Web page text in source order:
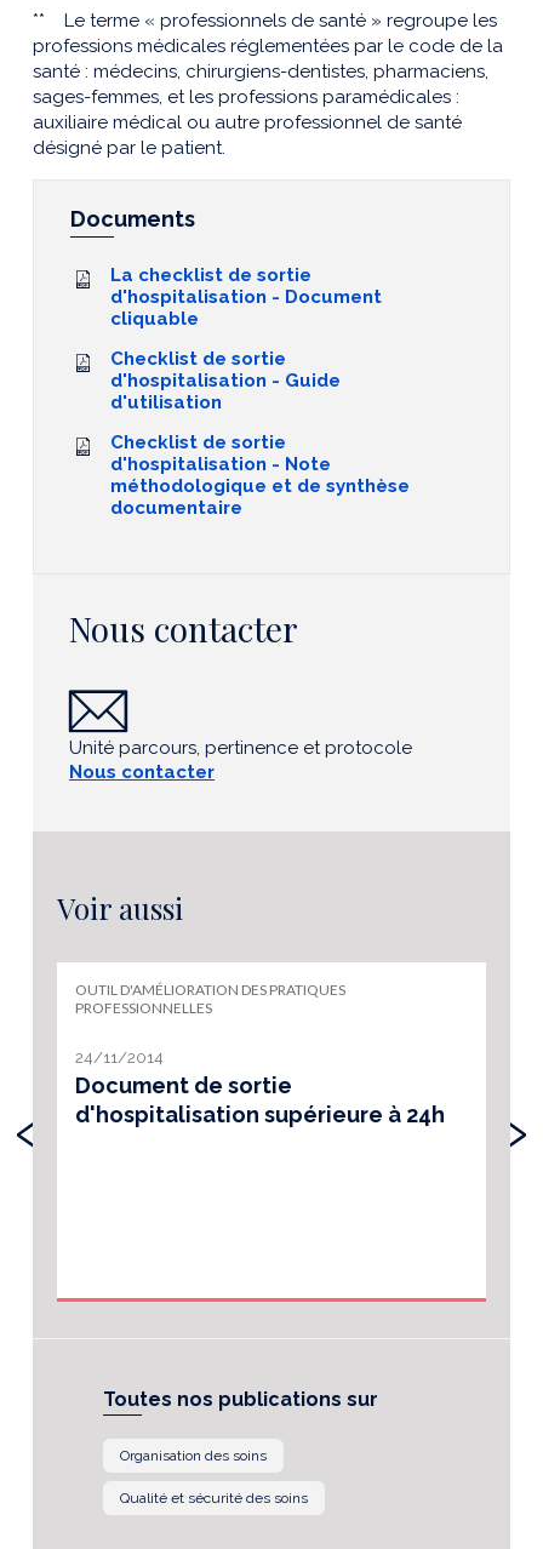
** Le terme « professionnels de santé » regroupe les
professions médicales réglementées par le code de la
santé : médecins, chirurgiens-dentistes, pharmaciens,
sages-femmes, et les professions paramédicales :
auxiliaire médical ou autre professionnel de santé
désigné par le patient.
Documents
La checklist de sortie
d'hospitalisation - Document
cliquable
Checklist de sortie
d'hospitalisation - Guide
d'utilisation
Checklist de sortie
d'hospitalisation - Note
méthodologique et de synthèse
documentaire
Nous contacter
Unité parcours, pertinence et protocole
Nous contacter
Voir aussi
OUTIL D'AMÉLIORATION DES PRATIQUES
PROFESSIONNELLES
24/11/2014
Document de sortie
d'hospitalisation supérieure à 24h
‹ ›
Toutes nos publications sur
Organisation des soins
Qualité et sécurité des soins